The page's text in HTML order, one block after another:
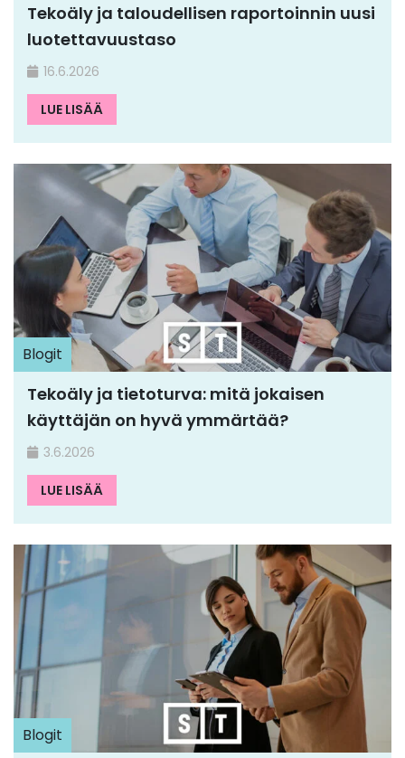
Tekoäly ja taloudellisen raportoinnin uusi
luotettavuustaso
16.6.2026
LUE LISÄÄ
Blogit
Tekoäly ja tietoturva: mitä jokaisen
käyttäjän on hyvä ymmärtää?
3.6.2026
LUE LISÄÄ
Blogit